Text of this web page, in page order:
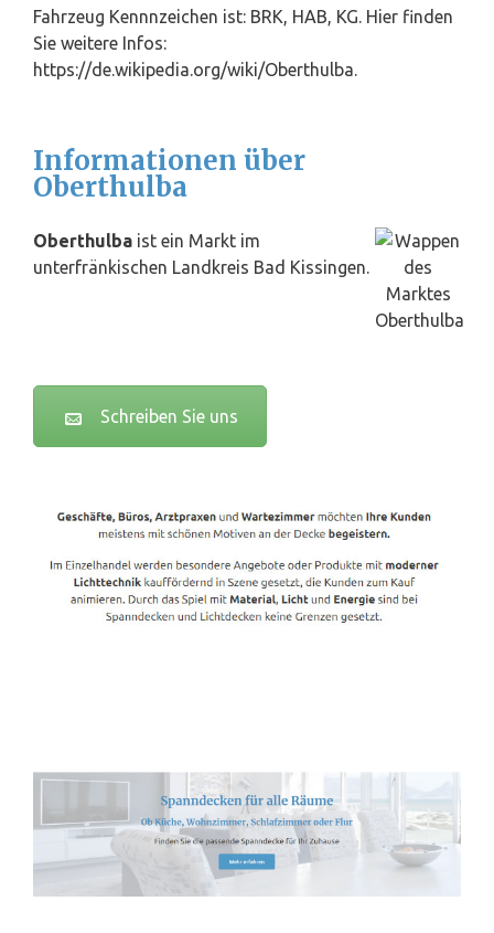
Fahrzeug Kennnzeichen ist: BRK, HAB, KG. Hier finden
Sie weitere Infos:
https://de.wikipedia.org/wiki/Oberthulba.
Informationen über
Oberthulba
Oberthulba ist ein Markt im
unterfränkischen Landkreis Bad Kissingen.
Schreiben Sie uns